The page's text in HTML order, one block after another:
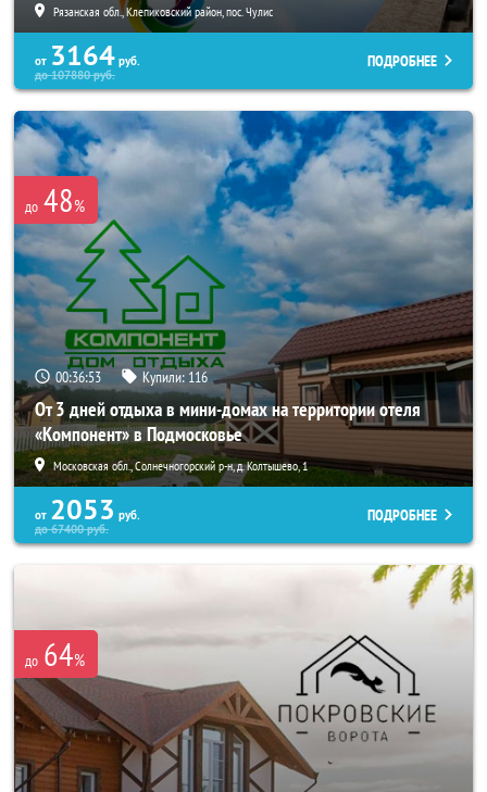
Рязанская обл., Клепиковский район, пос. Чулис
от 3164 руб.
до107880руб.
ПОДРОБНЕЕ
до 48%
00:36:52 Купили: 116
От 3 дней отдыха в мини-домах на территории отеля
«Компонент» в Подмосковье
Московская обл., Солнечногорский р-н, д. Колтышево, 1
от 2053 руб.
до67400руб.
ПОДРОБНЕЕ
до 64%